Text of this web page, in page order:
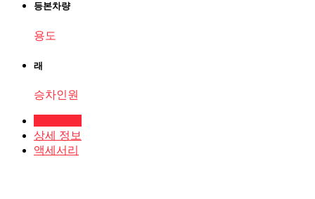
등본차량
용도
래
승차인원
상세 정보
액세서리